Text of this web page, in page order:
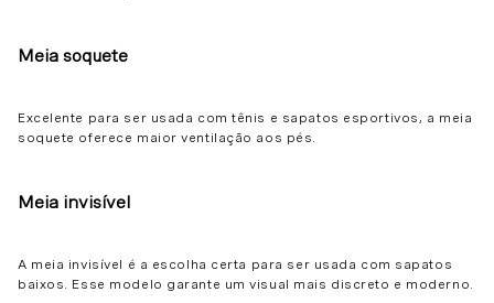
Meia soquete
Excelente para ser usada com tênis e sapatos esportivos, a meia
soquete oferece maior ventilação aos pés.
Meia invisível
A meia invisível é a escolha certa para ser usada com sapatos
baixos. Esse modelo garante um visual mais discreto e moderno.